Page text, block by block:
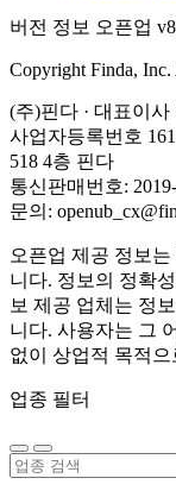
버전 정보 오픈업
Copyright Finda, Inc.
(주)핀다 · 대표이
사업자등록번호
518 4층 핀다
통신판매번호:
문의:
오픈업 제공 정보
니다. 정보의 정확
보 제공 업체는 정
니다. 사용자는 그
없이 상업적 목적
업종 필터